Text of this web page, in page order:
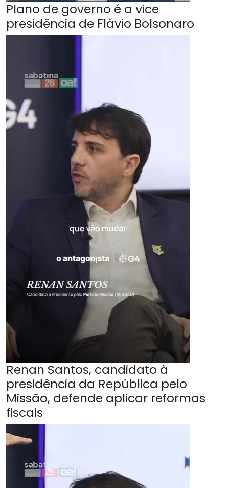
Plano de governo é a vice
presidência de Flávio Bolsonaro
Renan Santos, candidato à
presidência da República pelo
Missão, defende aplicar reformas
fiscais